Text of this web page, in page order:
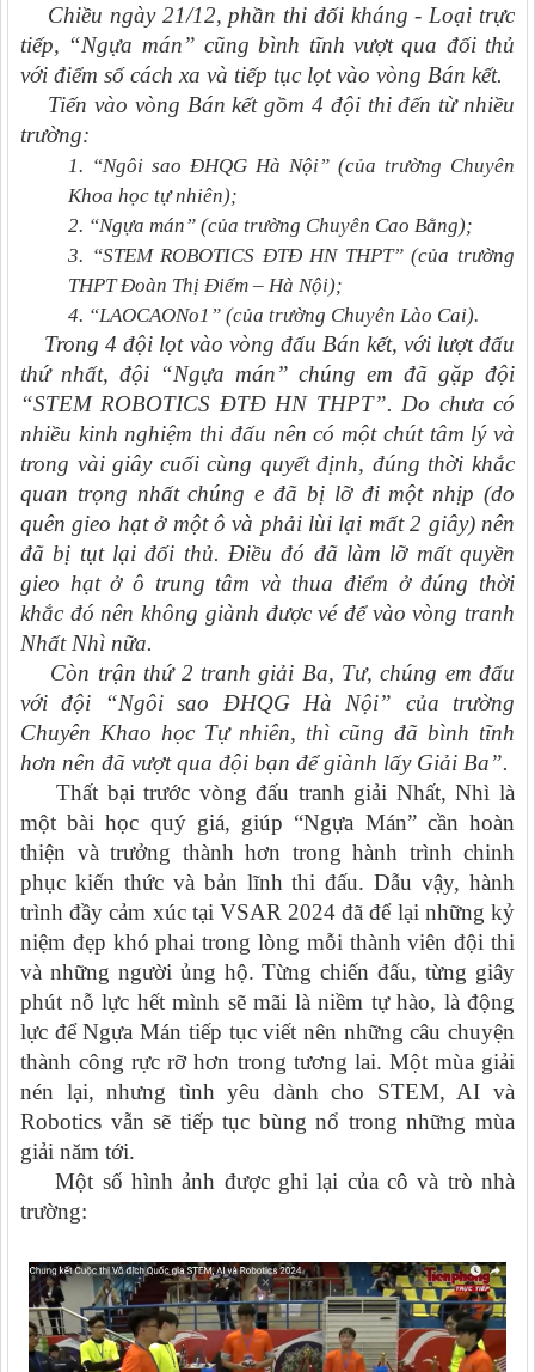
Chiều ngày 21/12, phần thi đối kháng - Loại trực
tiếp, “Ngựa mán” cũng bình tĩnh vượt qua đối thủ
với điểm số cách xa và tiếp tục lọt vào vòng Bán kết.
Tiến vào vòng Bán kết gồm 4 đội thi đến từ nhiều
trường:
1. “Ngôi sao ĐHQG Hà Nội” (của trường Chuyên
Khoa học tự nhiên);
2. “Ngựa mán” (của trường Chuyên Cao Bằng);
3. “STEM ROBOTICS ĐTĐ HN THPT” (của trường
THPT Đoàn Thị Điểm – Hà Nội);
4. “LAOCAONo1” (của trường Chuyên Lào Cai).
Trong 4 đội lọt vào vòng đấu Bán kết, với lượt đấu
thứ nhất, đội “Ngựa mán” chúng em đã gặp đội
“STEM ROBOTICS ĐTĐ HN THPT”. Do chưa có
nhiều kinh nghiệm thi đấu nên có một chút tâm lý và
trong vài giây cuối cùng quyết định, đúng thời khắc
quan trọng nhất chúng e đã bị lỡ đi một nhịp (do
quên gieo hạt ở một ô và phải lùi lại mất 2 giây) nên
đãbị tụt lại đối thủ. Điều đó đã làm lỡ mất quyền
gieo hạt ở ô trung tâm và thuađiểm ở đúng thời
khắc đó nên không giành được vé đểvào vòng tranh
Nhất Nhì nữa.
Còn trận thứ 2 tranh giải Ba, Tư, chúng em đấu
với đội “Ngôi sao ĐHQG Hà Nội” của trường
Chuyên Khao học Tự nhiên, thì cũng đã bình tĩnh
hơn nên đã vượt qua đội bạn để giành lấy Giải Ba”.
Thất bại trước vòng đấu tranh giải Nhất, Nhì là
một bài học quý giá, giúp “Ngựa Mán” cần hoàn
thiện và trưởng thành hơn trong hành trình chinh
phục kiến thức và bản lĩnh thi đấu. Dẫu vậy, hành
trình đầy cảm xúc tại VSAR 2024 đã để lại những kỷ
niệm đẹp khó phai trong lòng mỗi thành viên đội thi
và những người ủng hộ. Từng chiến đấu, từng giây
phút nỗ lực hết mình sẽ mãi là niềm tự hào, là động
lực để Ngựa Mán tiếp tục viết nên những câu chuyện
thành công rực rỡ hơn trong tương lai. Một mùa giải
nén lại, nhưng tình yêu dành cho STEM, AI và
Robotics vẫn sẽ tiếp tục bùng nổ trong những mùa
giải năm tới.
Một số hình ảnh được ghi lại của cô và trò nhà
trường: